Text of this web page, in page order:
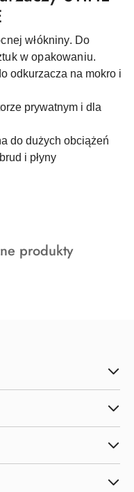
włókniny. Do
w opakowaniu.
odkurzacza na mokro i
prywatnym i dla
do dużych obciążeń
i płyny
produkty